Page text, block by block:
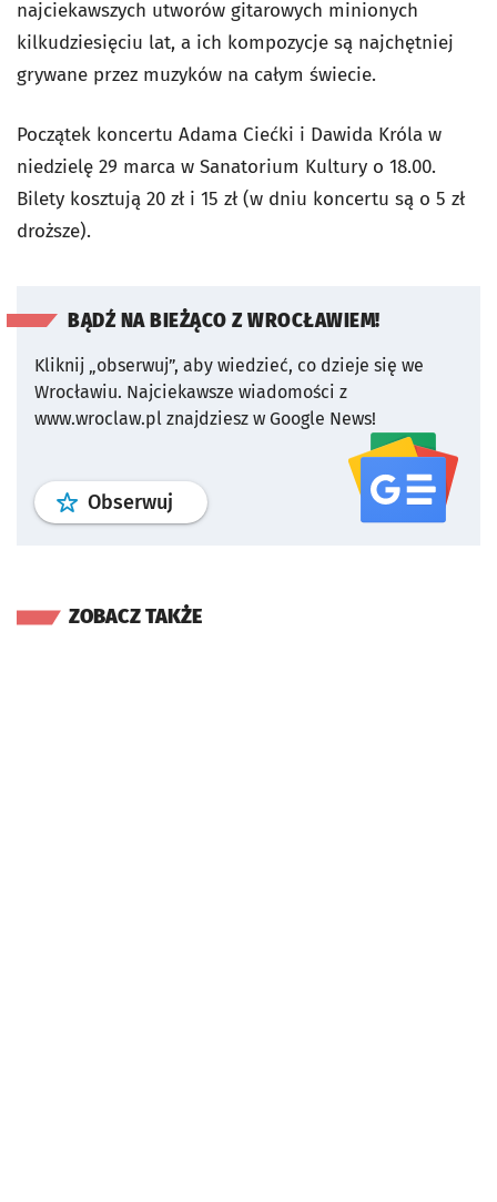
najciekawszych utworów gitarowych minionych
kilkudziesięciu lat, a ich kompozycje są najchętniej
grywane przez muzyków na całym świecie.
Początek koncertu Adama Ciećki i Dawida Króla w
niedzielę 29 marca w Sanatorium Kultury o 18.00.
Bilety kosztują 20 zł i 15 zł (w dniu koncertu są o 5 zł
droższe).
BĄDŹ NA BIEŻĄCO Z WROCŁAWIEM!
Kliknij „obserwuj”, aby wiedzieć, co dzieje się we
Wrocławiu. Najciekawsze wiadomości z
www.wroclaw.pl znajdziesz w Google News!
Obserwuj profil serwisu
ZOBACZ TAKŻE